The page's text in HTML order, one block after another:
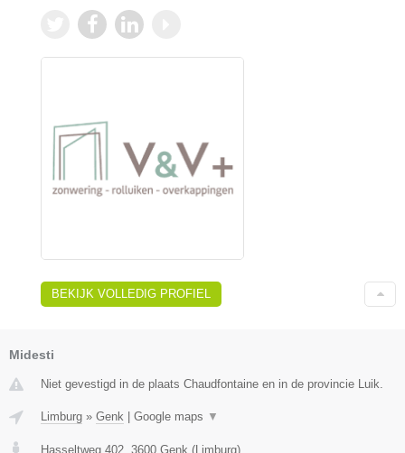
BEKIJK VOLLEDIG PROFIEL
Midesti
Niet gevestigd in de plaats Chaudfontaine en in de provincie Luik.
Limburg » Genk Google maps ▼
Hasseltweg 402 3600 Genk ( Limburg)